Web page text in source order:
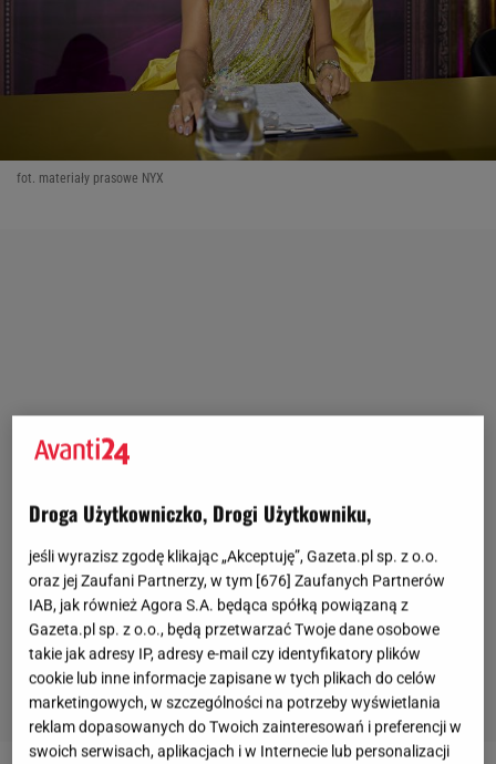
fot. materiały prasowe NYX
Droga Użytkowniczko, Drogi Użytkowniku,
jeśli wyrazisz zgodę klikając „Akceptuję”, Gazeta.pl sp. z o.o.
oraz jej Zaufani Partnerzy, w tym [676] Zaufanych Partnerów
IAB, jak również Agora S.A. będąca spółką powiązaną z
Gazeta.pl sp. z o.o., będą przetwarzać Twoje dane osobowe
takie jak adresy IP, adresy e-mail czy identyfikatory plików
cookie lub inne informacje zapisane w tych plikach do celów
marketingowych, w szczególności na potrzeby wyświetlania
reklam dopasowanych do Twoich zainteresowań i preferencji w
swoich serwisach, aplikacjach i w Internecie lub personalizacji